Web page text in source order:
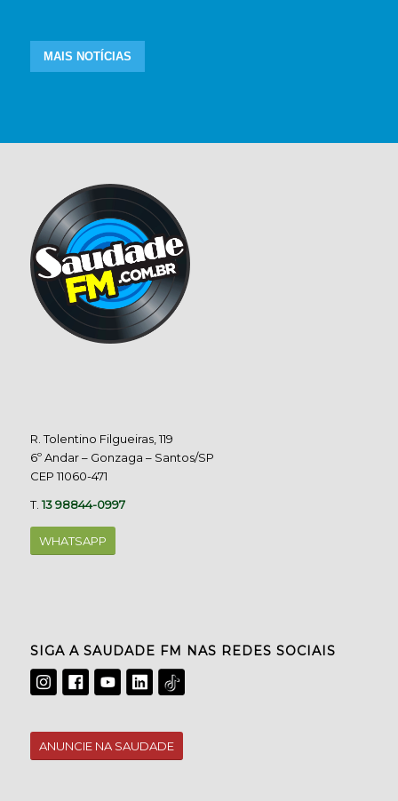
MAIS NOTÍCIAS
R. Tolentino Filgueiras, 119
6º Andar – Gonzaga – Santos/SP
CEP 11060-471
T.13 98844-0997
WHATSAPP
SIGA A SAUDADE FM NAS REDES SOCIAIS
ANUNCIE NA SAUDADE